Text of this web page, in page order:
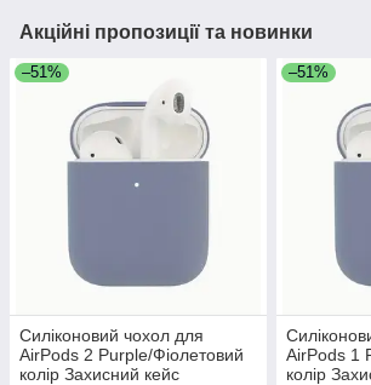
Акційні пропозиції та новинки
–51%
Силіконовий чохол для
AirPods 2 Purple/Фіолетовий
колір Захисний кейс
–51%
AirPods 1
колір